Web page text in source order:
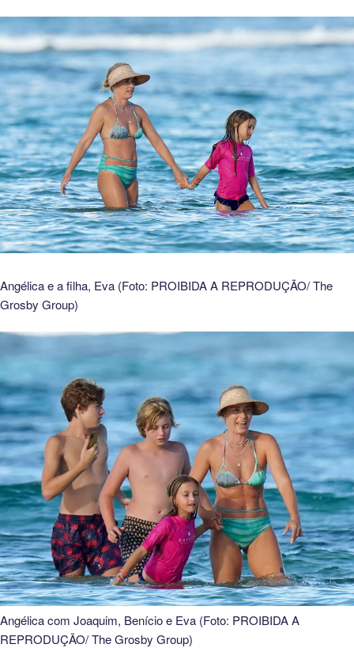
Angélica e a filha, Eva (Foto: PROIBIDA A REPRODUÇÃO/ The
Grosby Group)
Angélica com Joaquim, Benício e Eva (Foto: PROIBIDA A
REPRODUÇÃO/ The Grosby Group)